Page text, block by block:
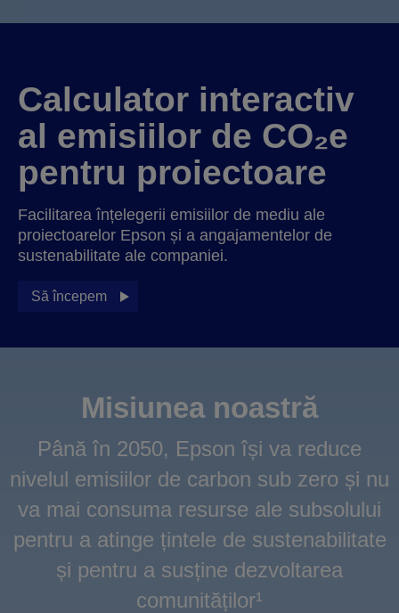
Calculator interactiv
al emisiilor de CO₂e
pentru proiectoare
Facilitarea înțelegerii emisiilor de mediu ale
proiectoarelor Epson și a angajamentelor de
sustenabilitate ale companiei.
Să începem
Misiunea noastră
Până în 2050, Epson își va reduce
nivelul emisiilor de carbon sub zero și nu
va mai consuma resurse ale subsolului
pentru a atinge țintele de sustenabilitate
și pentru a susține dezvoltarea
comunităților¹